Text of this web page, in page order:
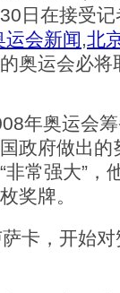
日在接受
运会新闻,北
奥运会必将
奥运会筹
政府做出
非常强大”
奖牌。
，开始对